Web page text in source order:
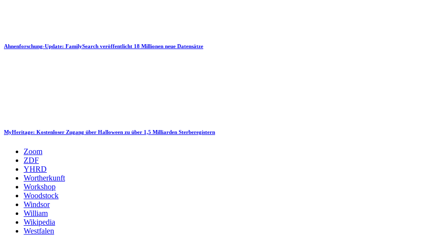
Ahnenforschung-Update: FamilySearch veröffentlicht 18 Millionen neue Datensätze
MyHeritage: Kostenloser Zugang über Halloween zu über 1,5 Milliarden Sterberegistern
Zoom
ZDF
YHRD
Wortherkunft
Workshop
Woodstock
Windsor
William
Wikipedia
Westfalen